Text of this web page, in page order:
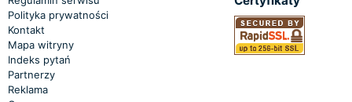
Polityka prywatności
Kontakt
Mapa witryny
Indeks pytań
Partnerzy
Reklama